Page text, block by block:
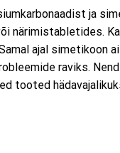
ja
närimistabletides.
ajal simetikoon
raviks.
tooted